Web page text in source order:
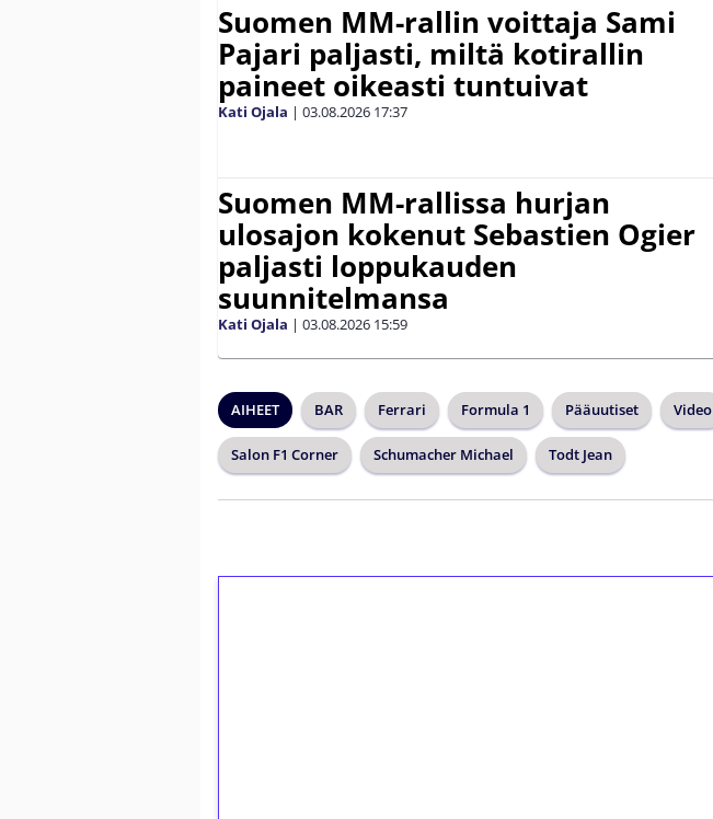
Suomen MM-rallin voittaja Sami
Pajari paljasti, miltä kotirallin
paineet oikeasti tuntuivat
Kati Ojala | 03.08.2026 17:37
Suomen MM-rallissa hurjan
ulosajon kokenut Sebastien Ogier
paljasti loppukauden
suunnitelmansa
Kati Ojala | 03.08.2026 15:59
AIHEET BAR Ferrari Formula 1 Pääuutiset Video
Salon F1 Corner Schumacher Michael Todt Jean